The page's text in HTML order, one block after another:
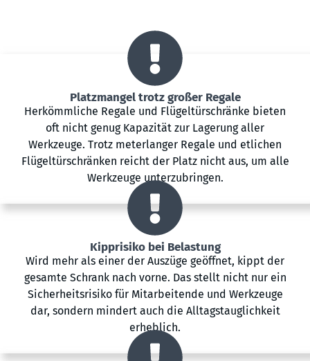
Platzmangel trotz großer Regale
Herkömmliche Regale und Flügeltürschränke bieten
oft nicht genug Kapazität zur Lagerung aller
Werkzeuge. Trotz meterlanger Regale und etlichen
Flügeltürschränken reicht der Platz nicht aus, um alle
Werkzeuge unterzubringen.
Kipprisiko bei Belastung
Wird mehr als einer der Auszüge geöffnet, kippt der
gesamte Schrank nach vorne. Das stellt nicht nur ein
Sicherheitsrisiko für Mitarbeitende und Werkzeuge
dar, sondern mindert auch die Alltagstauglichkeit
erheblich.